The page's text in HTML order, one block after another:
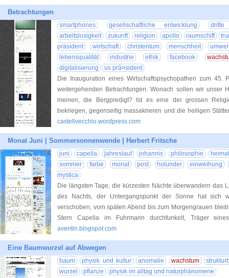
Betrachtungen
smartphones gesellschaftliche entwicklung
arbeitslosigkeit
zukunft religion apollo raumschiff
präsident
wirtschaft christentum menschheit
lebensqualität
industrie ethik facebook
digitalisierung
us prã¤sident
Die Inauguration eines Wirtschaftspsychopathen zum 45.
weitergehenden Betrachtungen. Wonach sollen wir unser
meinen, die Bergpredigt? Ist es eine der grossen
bekriegen, gegenseitig massakrieren und die heiligen
castellvecchio.wordpress.com
Monat Juni | Sommersonnenwende | Herbert Fritsche
juni capella jahreslauf johannis philosophie
heimat
sommer
farbe monat post holunder
einweihung
mystica
Die längsten Tage, die kürzesten Nächte überwandern das
des Nachts, der Untergangspunkt der Sonne hat sich
verschoben, vom späten Abend bis zum Morgengrauen
Stern Capella im Fuhrmann durchfunkelt, Träger
aventin.blogspot.com
Eine Baumwurzel auf Abwegen
baum physik und kultur anomalie wachstum
wurzel
pflanze
physik im alltag und naturphänomene